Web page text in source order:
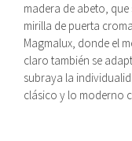
madera de abeto,
mirilla de puerta
Magmalux, donde el
claro también se
subraya la
clásico y lo moderno